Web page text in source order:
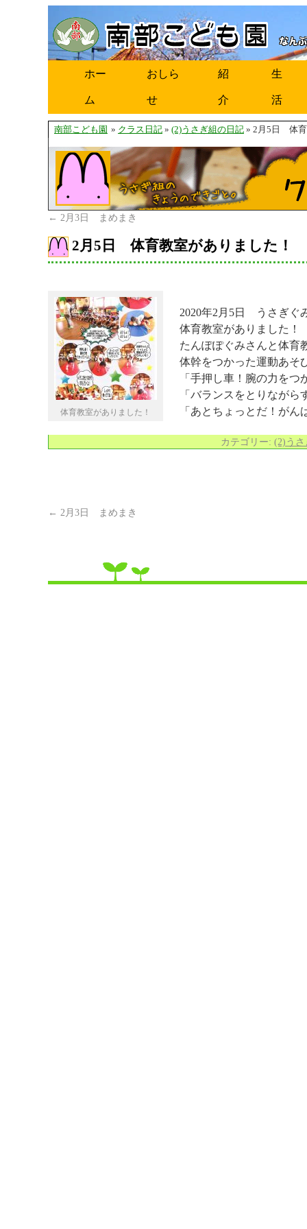
ホー
ム
おしら
せ
紹
介
生
活
南部こども園 » クラス日記 » (2)うさぎ組の日記 » 2月5日 体育
← 2月3日 まめまき
2月5日 体育教室がありました！
体育教室がありました！
2020年2月5日 うさぎぐ
体育教室がありました！
たんぽぽぐみさんと体育
体幹をつかった運動あそ
「手押し車！腕の力をつ
「バランスをとりながら
「あとちょっとだ！がん
カテゴリー: (2)う
← 2月3日 まめまき